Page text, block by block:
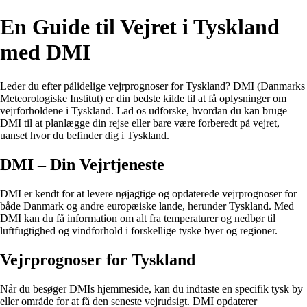
En Guide til Vejret i Tyskland
med DMI
Leder du efter pålidelige vejrprognoser for Tyskland? DMI (Danmarks
Meteorologiske Institut) er din bedste kilde til at få oplysninger om
vejrforholdene i Tyskland. Lad os udforske, hvordan du kan bruge
DMI til at planlægge din rejse eller bare være forberedt på vejret,
uanset hvor du befinder dig i Tyskland.
DMI – Din Vejrtjeneste
DMI er kendt for at levere nøjagtige og opdaterede vejrprognoser for
både Danmark og andre europæiske lande, herunder Tyskland. Med
DMI kan du få information om alt fra temperaturer og nedbør til
luftfugtighed og vindforhold i forskellige tyske byer og regioner.
Vejrprognoser for Tyskland
Når du besøger DMIs hjemmeside, kan du indtaste en specifik tysk by
eller område for at få den seneste vejrudsigt. DMI opdaterer